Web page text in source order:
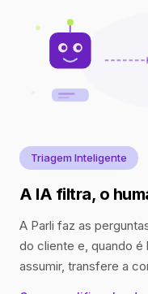
Triagem Inteligente
A IA filtra, o
A Parli faz as
do cliente e, quando é
assumir, transfere a